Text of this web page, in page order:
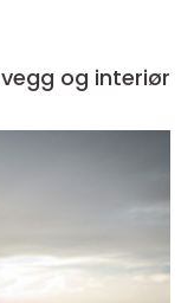
og interiør